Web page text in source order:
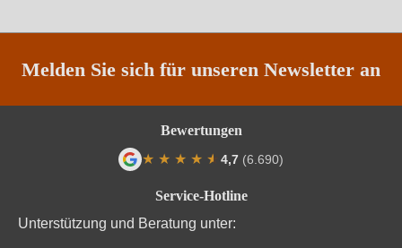
Rebsorte
Region Rhône
Traubenfarbe
Melden Sie sich für unseren Newsletter an
Service-Hotline
Unterstützung und Beratung unter:
Bewertungen
★ ★ ★ ★ ★
★ 4,7 (6.690)